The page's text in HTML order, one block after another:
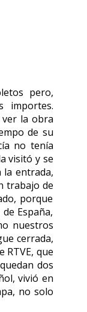
pero,
importes.
la obra
de su
no tenía
visitó y se
la entrada,
trabajo de
porque
España,
nuestros
cerrada,
RTVE, que
dos
vivió en
no solo